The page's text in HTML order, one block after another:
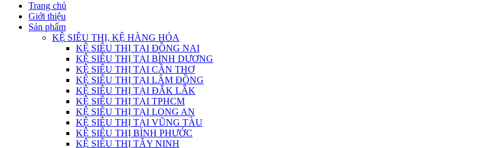
Trang chủ
Giới thiệu
Sản phẩm
KỆ SIÊU THỊ, KỆ HÀNG HÓA
KỆ SIÊU THỊ TẠI ĐỒNG NAI
KỆ SIÊU THỊ TẠI BÌNH DƯƠNG
KỆ SIÊU THỊ TẠI CẦN THƠ
KỆ SIÊU THỊ TẠI LÂM ĐỒNG
KỆ SIÊU THỊ TẠI ĐẮK LẮK
KỆ SIÊU THỊ TẠI TPHCM
KỆ SIÊU THỊ TẠI LONG AN
KỆ SIÊU THỊ TẠI VŨNG TÀU
KỆ SIÊU THỊ BÌNH PHƯỚC
KỆ SIÊU THỊ TÂY NINH